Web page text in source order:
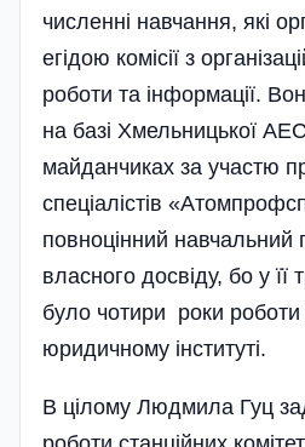
численні навчання, які
егідою комісії з
роботи та інформації.
на базі Хмельницької
майданчиках за участю
спеціалістів
повноцінний нав­чальний
власного досвіду, бо у її
було чотири роки роботи
юридичному інституті.
В цілому Людмила Гуц